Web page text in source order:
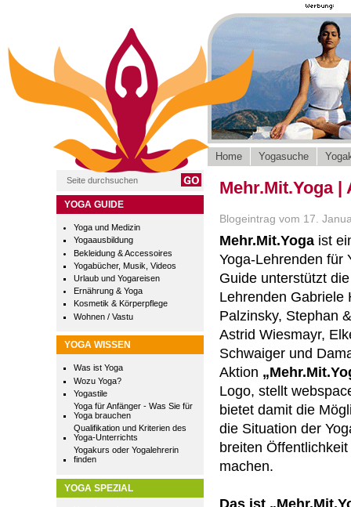
YOGA GUIDE
Yoga und Medizin
Yogaausbildung
Bekleidung & Accessoires
Yogabücher, Musik, Videos
Urlaub und Yogareisen
Ernährung & Yoga
Kosmetik & Körperpflege
Wohnen / Vastu
YOGA WISSEN
Was ist Yoga
Wozu Yoga?
Yogastile
Yoga für Anfänger - Was Sie für
Yoga brauchen
Qualifikation und Kriterien des
Yoga-Unterrichts
Yogakurs oder Yogalehrerin
finden
YOGA SPEZIAL
Home Yogasuche
Mehr.Mit.Yoga
Blogeintrag vom 17.
Mehr.Mit.Yoga ist
Yoga-Lehrenden für
Guide unterstützt
Lehrenden Gabriele
Palzinsky, Stephan
Astrid Wiesmayr,
Schwaiger und
Aktion
Logo, stellt
bietet damit die
die Situation der
breiten
machen.
Das ist